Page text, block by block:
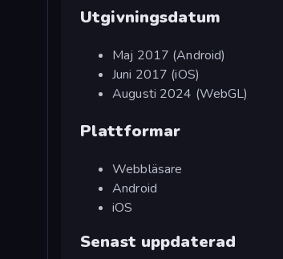
Utgivningsdatum
Maj 2017 (Android)
Juni 2017 (iOS)
Augusti 2024 (WebGL)
Plattformar
Webbläsare
Android
iOS
Senast uppdaterad